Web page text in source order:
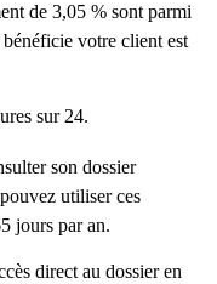
de 3,05 % sont parmi
votre client est
sur 24.
son dossier
utiliser ces
jours par an.
direct au dossier en